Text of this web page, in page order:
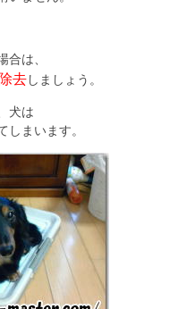
は、
去しましょう。
犬は
まいます。